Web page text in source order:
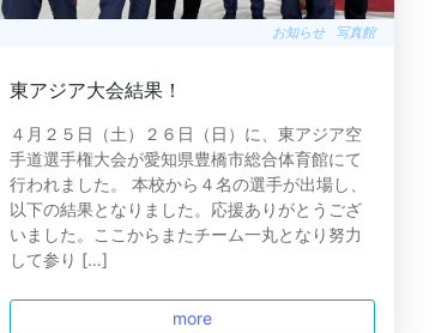
お知らせ 写真館
東アジア大会結果！
４月２５日（土）２６日（日）に、東アジア空
手道選手権大会が愛知県豊橋市総合体育館にて
行われました。 本校から４名の選手が出場し、
以下の結果となりました。応援ありがとうござ
いました。ここからまたチーム一丸となり努力
して参り […]
more